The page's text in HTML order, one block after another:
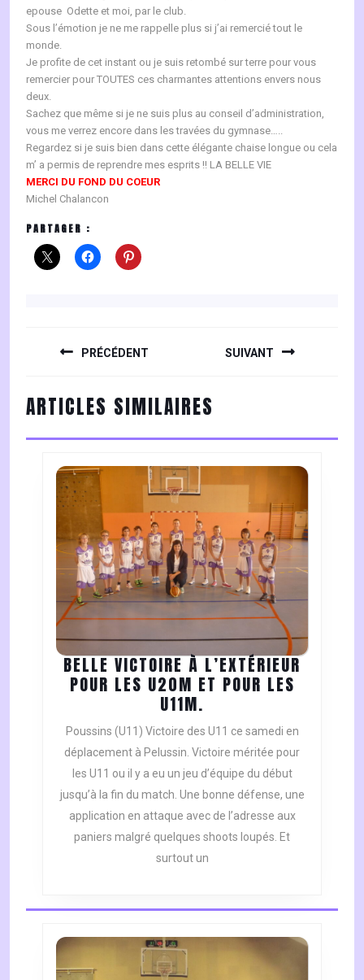
epouse Odette et moi, par le club.
Sous l’émotion je ne me rappelle plus si j’ai remercié tout le
monde.
Je profite de cet instant ou je suis retombé sur terre pour vous
remercier pour TOUTES ces charmantes attentions envers nous
deux.
Sachez que même si je ne suis plus au conseil d’administration,
vous me verrez encore dans les travées du gymnase…..
Regardez si je suis bien dans cette élégante chaise longue ou cela
m’ a permis de reprendre mes esprits !! LA BELLE VIE
MERCI DU FOND DU COEUR
Michel Chalancon
PARTAGER :
PRÉCÉDENT
post:
SUIVANT
post:
ARTICLES SIMILAIRES
BELLE VICTOIRE À L’EXTÉRIEUR
POUR LES U20M ET POUR LES
U11M.
VICTOIRE
À
L’EXTÉRIEUR
POUR
LES
U20M
ET
POUR
Poussins (U11) Victoire des U11 ce samedi en
déplacement à Pelussin. Victoire méritée pour
les U11 ou il y a eu un jeu d’équipe du début
jusqu’à la fin du match. Une bonne défense, une
application en attaque avec de l’adresse aux
paniers malgré quelques shoots loupés. Et
surtout un